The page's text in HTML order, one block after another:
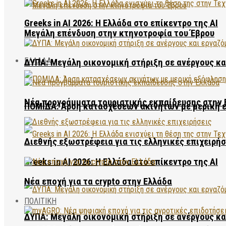
Μεγάλη επένδυση στην κτηνοτροφία του Έβρου
ΕΛΛΑΔΑ
ΠΟΜΙΔΑ: Άρση κατασχέσεων ακινήτων με μερική
Greeks in AI 2026: Η Ελλάδα στο επίκεντρο της AI
ΔΥΠΑ: Μεγάλη οικονομική στήριξη σε ανέργους
Greeks in AI 2026: Η Ελλάδα στο επίκεντρο της AI
ΔΥΠΑ: Μεγάλη οικονομική στήριξη σε ανέργους
Νέα προγράμματα τουριστικής εκπαίδευσης στην
Διεθνής εξωστρέφεια για τις ελληνικές
Νέα εποχή για τα crypto στην Ελλάδα
ΠΟΛΙΤΙΚΗ